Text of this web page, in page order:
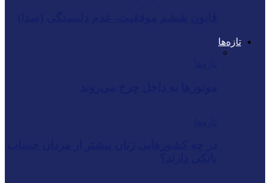
تازه‌ها